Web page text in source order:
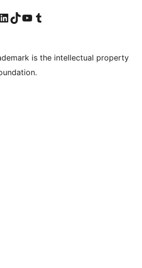
в Facebook
account
Visit our LinkedIn account
Visit our TikTok account
Visit our YouTube channel
Visit our Tumblr account
is the intellectual property